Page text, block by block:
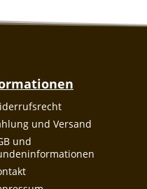
und Versand
und